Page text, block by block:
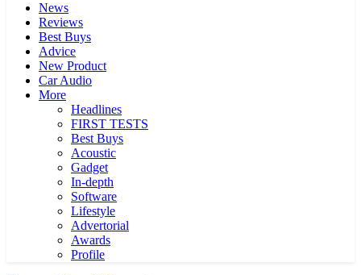
News
Reviews
Best Buys
Advice
New Product
Car Audio
More
Headlines
FIRST TESTS
Best Buys
Acoustic
Gadget
In-depth
Software
Lifestyle
Advertorial
Awards
Profile